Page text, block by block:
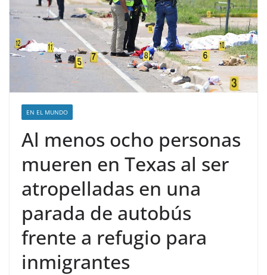
EN EL MUNDO
Al menos ocho personas
mueren en Texas al ser
atropelladas en una
parada de autobús
frente a refugio para
inmigrantes